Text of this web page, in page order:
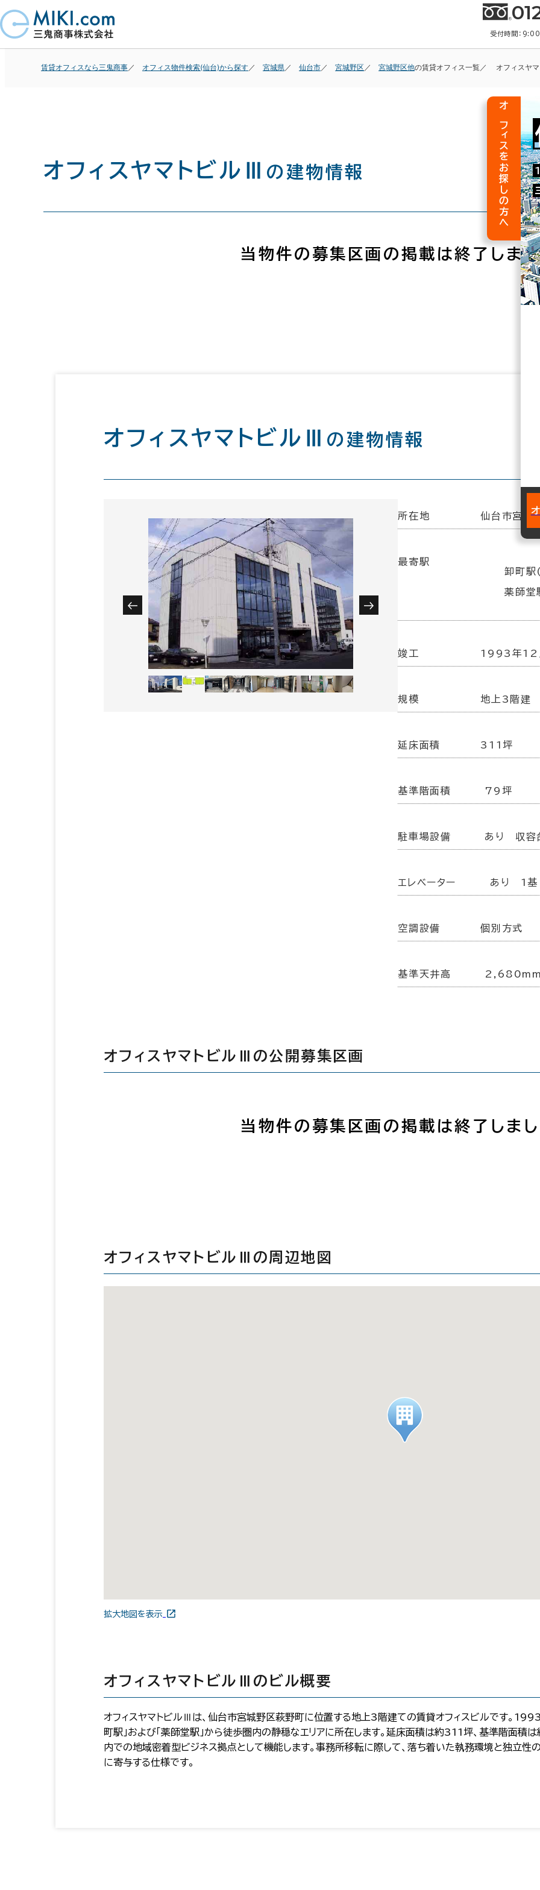
受付時間：
賃貸オフィスなら三鬼商事 オフィス物件検索(仙台)から探す 宮城県 仙台市 宮城野区 宮城野区他の賃貸オフィス一覧 オフィスヤ
オフィスヤマトビルⅢ の建物情報
当物件の募集区画の掲載は終了しまし
オフィスヤマトビルⅢ の建物情報
所在地 仙台市宮
最寄駅
卸町
薬師
竣工 1993年12
規模 地上3階建
延床面積 311坪
基準階面積 79坪
駐車場設備 あり 収容
エレベーター あり 1基
空調設備 個別方式
基準天井高
オフィスヤマトビルⅢの公開募集区画
当物件の募集区画の掲載は終了しまし
オフィスヤマトビルⅢの周辺地図
拡大地図を表示
オフィスヤマトビルⅢのビル概要
オフィスヤマトビルⅢは、仙台市宮城野区萩野町に位置する地上3階建ての賃貸オフィスビルです。
町駅」および「薬師堂駅」から徒歩圏内の静穏なエリアに所在します。延床面積は約311坪、基準階面積
内での地域密着型ビジネス拠点として機能します。事務所移転に際して、落ち着いた執務環境と独立性
に寄与する仕様です。
オフィスをお探しの方へ